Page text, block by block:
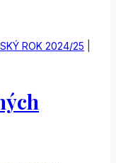
ROK 2024/25